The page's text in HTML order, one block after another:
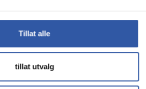
Tillat alle
tillat utvalg
Teams Rooms, Certified
for Zoom Rooms
power adapter included
7 499,-
På
nettlager